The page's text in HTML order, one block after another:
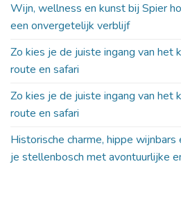
Wijn, wellness en kunst bij Spier
een onvergetelijk verblijf
Zo kies je de juiste ingang van het
route en safari
Zo kies je de juiste ingang van het
route en safari
Historische charme, hippe
je stellenbosch met avontuurlijke